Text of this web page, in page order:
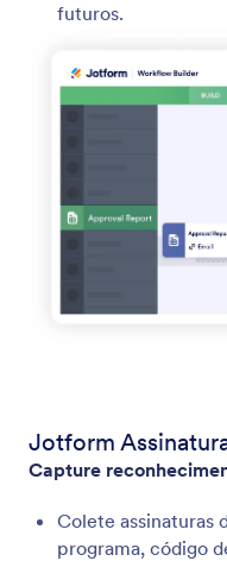
futuros.
Jotform
Capture
Colete assinaturas
programa, código